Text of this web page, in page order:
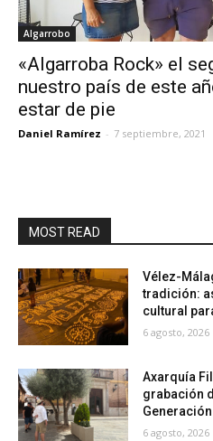
Algarrobo
«Algarroba Rock» el
nuestro país de este
estar de pie
Daniel Ramírez - 7 septiembre, 2021
MOST READ
Vélez-
tradición:
cultural
6 agosto, 2026
Axarquía
grabación
6 agosto, 2026